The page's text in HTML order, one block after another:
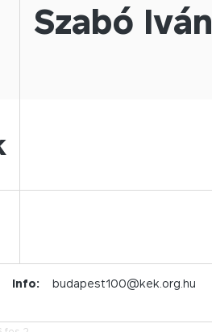
Szabó Iván
Info: budapest100@kek.org.hu